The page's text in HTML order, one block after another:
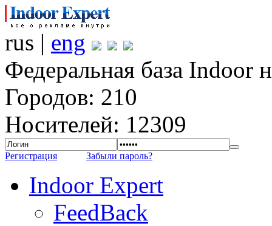
rus | eng
Федеральная база Indoor
Городов: 210
Носителей: 12309
Регистрация Забыли пароль?
Indoor Expert
FeedBack